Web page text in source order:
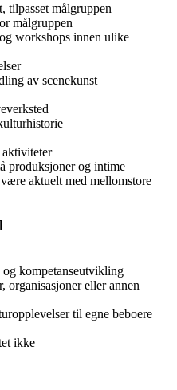
tilpasset målgruppen
målgruppen
workshops innen ulike
av scenekunst
produksjoner og intime
aktuelt med mellomstore
kompetanseutvikling
eller annen
til egne beboere
ikke